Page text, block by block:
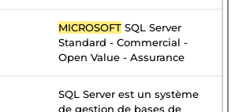
MICROSOFT SQL Server
Standard - Commercial -
Open Value - Assurance
SQL Server est un système
de gestion de bases de